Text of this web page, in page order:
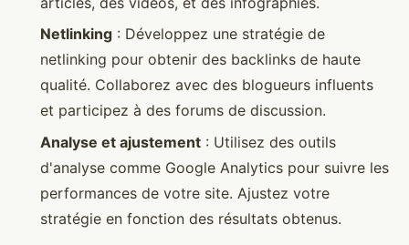
Netlinking : Développez une stratégie de
netlinking pour obtenir des backlinks de haute
qualité. Collaborez avec des blogueurs influents
et participez à des forums de discussion.
Analyse et ajustement : Utilisez des outils
d'analyse comme Google Analytics pour suivre les
performances de votre site. Ajustez votre
stratégie en fonction des résultats obtenus.